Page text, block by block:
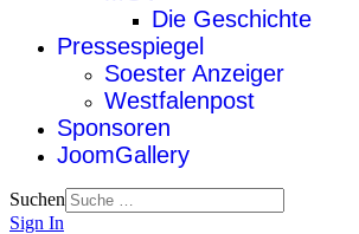
Die Geschichte
Pressespiegel
Soester Anzeiger
Westfalenpost
Sponsoren
JoomGallery
Suchen
Sign In